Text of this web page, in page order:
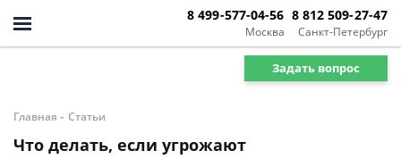
Москва
8 499-577-04-56
Санкт-Петербург
8 812 509-27-47
Задать вопрос
Главная - Статьи
Что делать, если угрожают